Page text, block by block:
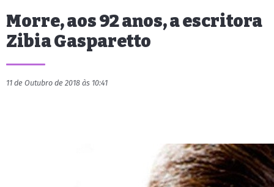
Morre, aos 92 anos, a escritora
Zibia Gasparetto
11 de Outubro de 2018 às 10:41